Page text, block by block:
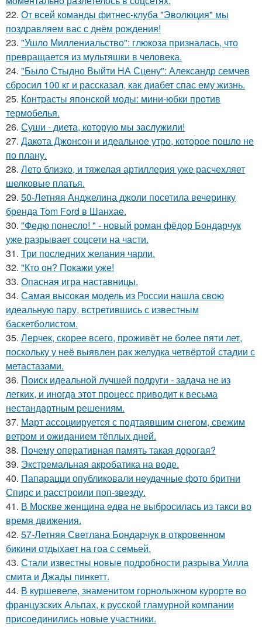
22. От всей команды фитнес-клуба "Эволюция" мы
поздравляем вас с днём рождения!
23. "Ушло Миллениальство": глюкоза призналась, что
превращается из мультяшки в человека.
24. "Было Стыдно Выйти НА Сцену": Александр семчев
сбросил 100 кг и рассказал, как диабет спас ему жизнь.
25. Контрасты японской моды: мини-юбки против
термобелья.
26. Суши - диета, которую мы заслужили!
27. Дакота Джонсон и идеальное утро, которое пошло не
по плану.
28. Лето близко, и тяжелая артиллерия уже расчехляет
шелковые платья.
29. 50-Летняя Анджелина джоли посетила вечеринку
бренда Tom Ford в Шанхае.
30. "Федю понесло! " - новый роман фёдор Бондарчук
уже разрывает соцсети на части.
31. Три последних желания чарли.
32. "Кто он? Покажи уже!
33. Опасная игра наставницы.
34. Самая высокая модель из России нашла свою
идеальную пару, встретившись с известным
баскетболистом.
35. Лерчек, скорее всего, проживёт не более пяти лет,
поскольку у неё выявлен рак желудка четвёртой стадии с
метастазами.
36. Поиск идеальной лучшей подруги - задача не из
легких, и иногда этот процесс приводит к весьма
нестандартным решениям.
37. Март ассоциируется с подтаявшим снегом, свежим
ветром и ожиданием тёплых дней.
38. Почему оперативная память такая дорогая?
39. Экстремальная акробатика на воде.
40. Папарацци опубликовали неудачные фото бритни
Спирс и расстроили поп-звезду.
41. В Москве женщина едва не выбросилась из такси во
время движения.
42. 57-Летняя Светлана Бондарчук в откровенном
бикини отдыхает на гоа с семьей.
43. Стали известны новые подробности разрыва Уилла
смита и Джады пинкетт.
44. В куршевеле, знаменитом горнолыжном курорте во
французских Альпах, к русской гламурной компании
присоединились новые участники.